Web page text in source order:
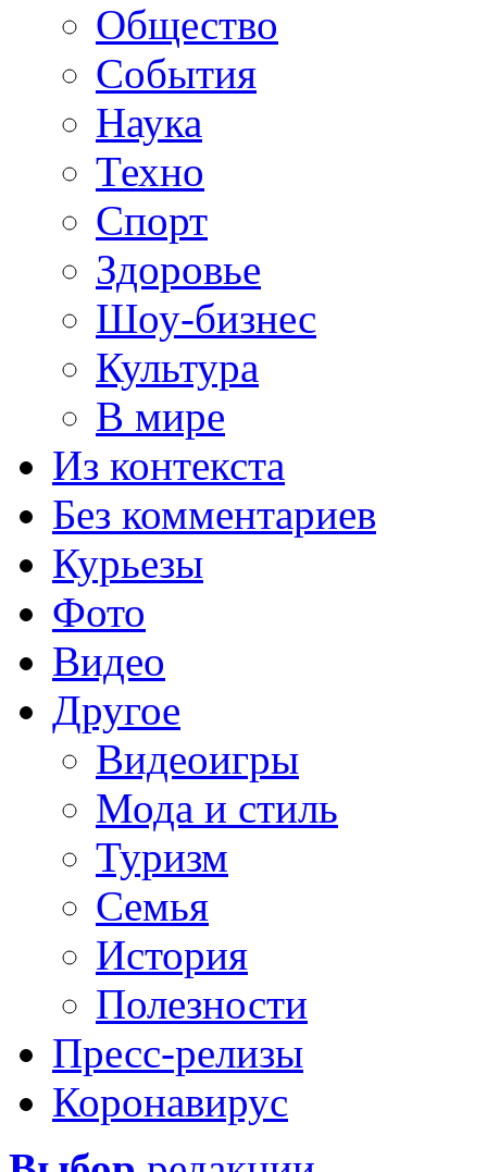
Общество
События
Наука
Техно
Спорт
Здоровье
Шоу-бизнес
Культура
В мире
Из контекста
Без комментариев
Курьезы
Фото
Видео
Другое
Видеоигры
Мода и стиль
Туризм
Семья
История
Полезности
Пресс-релизы
Коронавирус